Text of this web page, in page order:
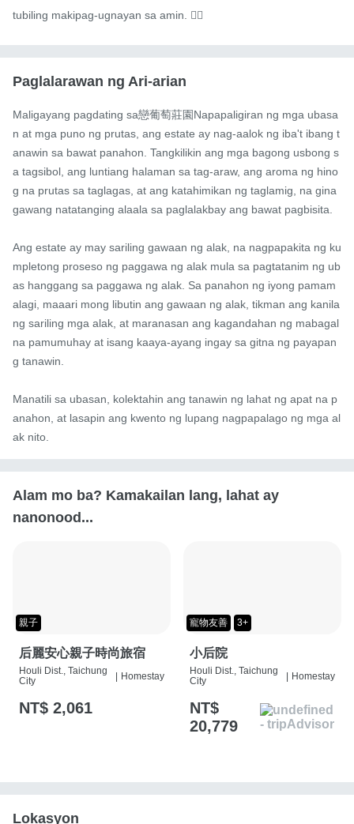
tubiling makipag-ugnayan sa amin. 🙋‍♀️
Paglalarawan ng Ari-arian
Maligayang pagdating sa戀葡萄莊園Napapaligiran ng mga ubasa
n at mga puno ng prutas, ang estate ay nag-aalok ng iba't ibang t
anawin sa bawat panahon. Tangkilikin ang mga bagong usbong s
a tagsibol, ang luntiang halaman sa tag-araw, ang aroma ng hino
g na prutas sa taglagas, at ang katahimikan ng taglamig, na gina
gawang natatanging alaala sa paglalakbay ang bawat pagbisita.
Ang estate ay may sariling gawaan ng alak, na nagpapakita ng ku
mpletong proseso ng paggawa ng alak mula sa pagtatanim ng ub
as hanggang sa paggawa ng alak. Sa panahon ng iyong pamam
alagi, maaari mong libutin ang gawaan ng alak, tikman ang kanila
ng sariling mga alak, at maranasan ang kagandahan ng mabagal
na pamumuhay at isang kaaya-ayang ingay sa gitna ng payapan
g tanawin.
Manatili sa ubasan, kolektahin ang tanawin ng lahat ng apat na p
anahon, at lasapin ang kwento ng lupang nagpapalago ng mga al
ak nito.
Alam mo ba? Kamakailan lang, lahat ay
nanonood...
親子
后麗安心親子時尚旅宿
Houli Dist., Taichung
City
| Homestay
NT$ 2,061
寵物友善 3+
小后院
Houli Dist., Taichung
City
| Homestay
NT$
20,779
Lokasyon